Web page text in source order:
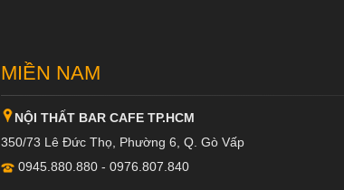
MIỀN NAM
NỘI THẤT BAR CAFE TP.HCM
350/73 Lê Đức Thọ, Phường 6, Q. Gò Vấp
0945.880.880 - 0976.807.840